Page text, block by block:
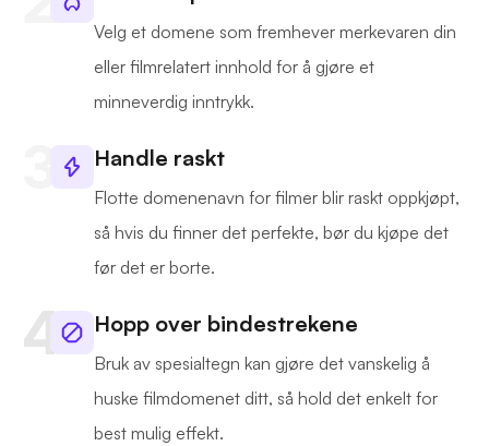
Velg et domene som fremhever merkevaren din
eller filmrelatert innhold for å gjøre et
minneverdig inntrykk.
Handle raskt
Flotte domenenavn for filmer blir raskt oppkjøpt,
så hvis du finner det perfekte, bør du kjøpe det
før det er borte.
Hopp over bindestrekene
Bruk av spesialtegn kan gjøre det vanskelig å
huske filmdomenet ditt, så hold det enkelt for
best mulig effekt.